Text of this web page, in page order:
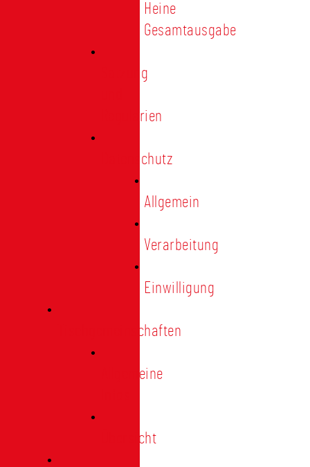
Heine
Gesamtausgabe
Satzung
Regularien
Datenschutz
Allgemein
Verarbeitung
Einwilligung
Tischgemeinschaften
Allgemeine
Übersicht